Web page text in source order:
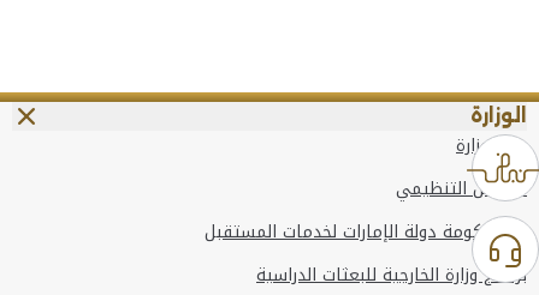
الوزارة
عن الوزارة
الهيكل التنظيمي
وعد حكومة دولة الإمارات لخدمات المستقبل
برنامج وزارة الخارجية للبعثات الدراسية